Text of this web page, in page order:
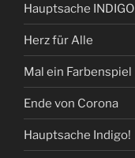
Hauptsache INDIGO
Herz für Alle
Mal ein Farbenspiel
Ende von Corona
Hauptsache Indigo!